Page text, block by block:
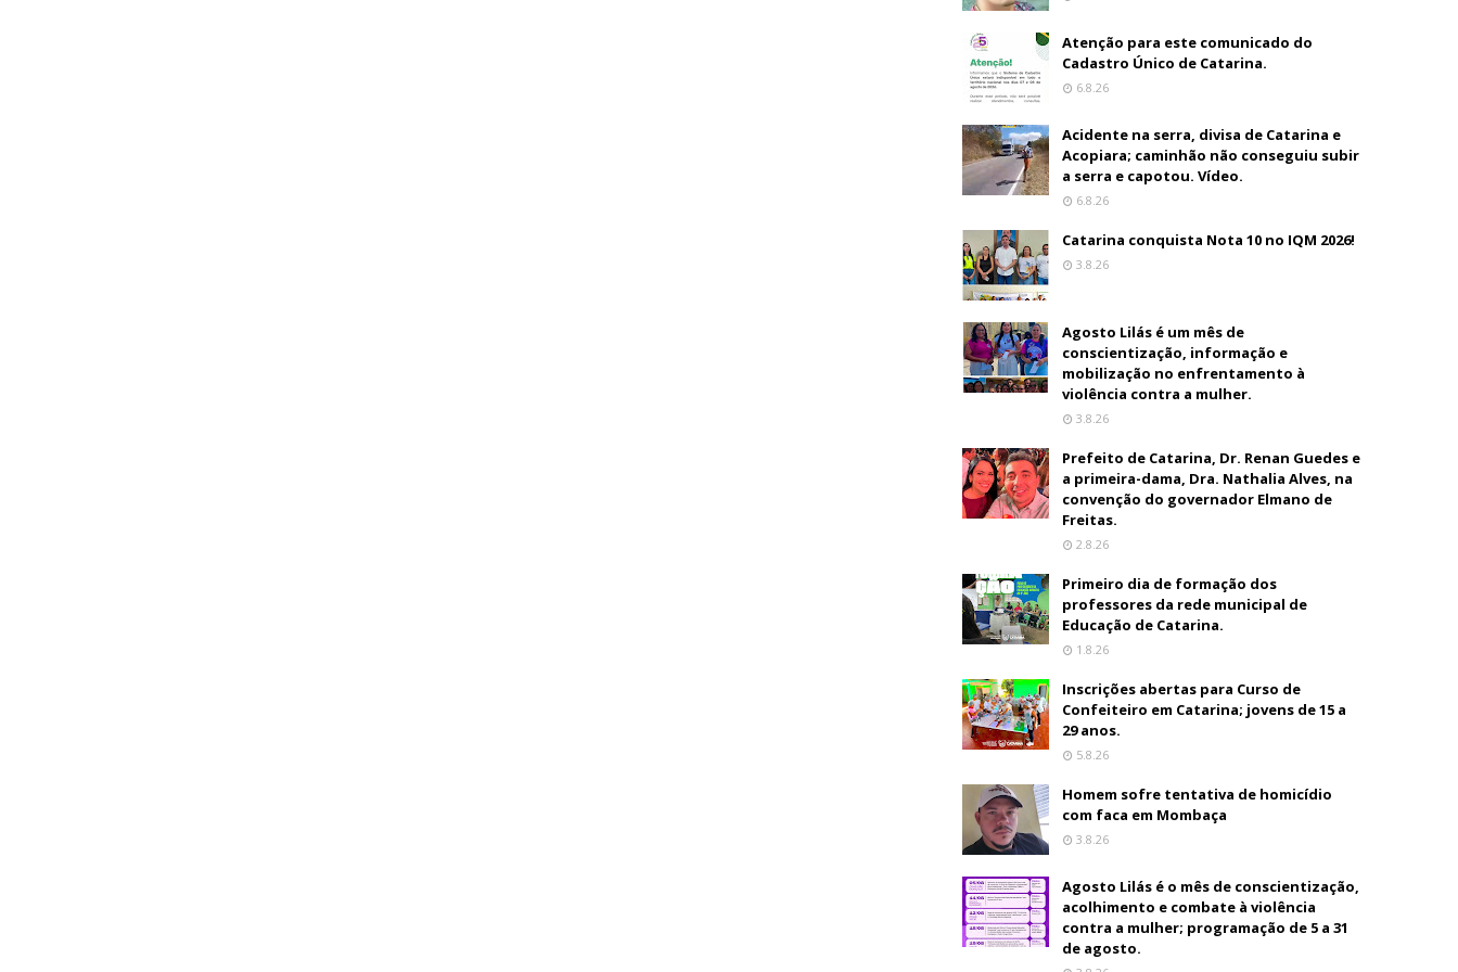
Atenção para este comunicado do
Cadastro Único de Catarina.
6.8.26
Acidente na serra, divisa de Catarina e
Acopiara; caminhão não conseguiu subir
a serra e capotou. Vídeo.
6.8.26
Catarina conquista Nota 10 no IQM 2026!
3.8.26
Agosto Lilás é um mês de
conscientização, informação e
mobilização no enfrentamento à
violência contra a mulher.
3.8.26
Prefeito de Catarina, Dr. Renan Guedes e
a primeira-dama, Dra. Nathalia Alves, na
convenção do governador Elmano de
Freitas.
2.8.26
Primeiro dia de formação dos
professores da rede municipal de
Educação de Catarina.
1.8.26
Inscrições abertas para Curso de
Confeiteiro em Catarina; jovens de 15 a
29 anos.
5.8.26
Homem sofre tentativa de homicídio
com faca em Mombaça
3.8.26
Agosto Lilás é o mês de conscientização,
acolhimento e combate à violência
contra a mulher; programação de 5 a 31
de agosto.